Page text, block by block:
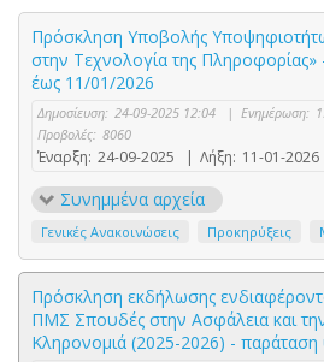
Πρόσκληση Υποβολής
στην Τεχνολογία της
έως 11/01/2026
Δημοσίευση: 24-09-2025 12:04 | Ενημέρωση:
Προβολές: 8060
Έναρξη: 24-09-2025 | Λήξη: 11-01-2026
Συνημμένα αρχεία
Γενικές Ανακοινώσεις Προκηρύξεις
Πρόσκληση εκδήλωσης
ΠΜΣ Σπουδές στην Ασφάλεια και την
Κληρονομιά (2025-2026) -